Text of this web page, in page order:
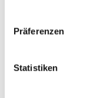
Präferenzen
Statistiken